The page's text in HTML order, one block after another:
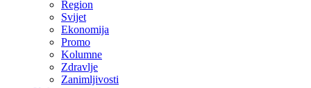
Region
Svijet
Ekonomija
Promo
Kolumne
Zdravlje
Zanimljivosti